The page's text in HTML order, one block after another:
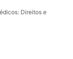
Direitos e